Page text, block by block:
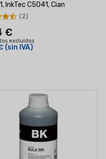
InkTec C5041, Cian
€
excluidos
(sin IVA)
(2)